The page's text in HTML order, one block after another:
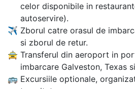
celor disponibile in
autoservire).
✈ Zborul catre orasul de
si zborul de retur.
🚖 Transferul din aeroport in
imbarcare Galveston, Texas
🚌 Excursiile optionale,